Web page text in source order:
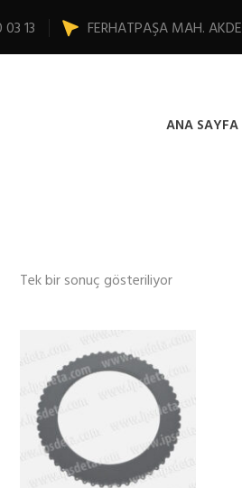
13 FERHATPAŞA MAH.
ANA SAYFA
Tek bir sonuç gösteriliyor